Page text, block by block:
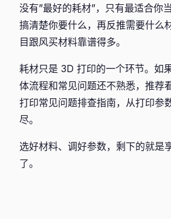
没有”最好的耗材”，只有最适合你
搞清楚你要什么，再反推需要什么
目跟风买材料靠谱得多。
耗材只是 3D 打印的一个环节。如
体流程和常见问题还不熟悉，推荐
打印常见问题排查指南，从打印参
尽。
选好材料、调好参数，剩下的就是
了。